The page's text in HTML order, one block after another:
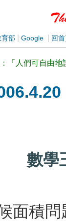
育部 Google 回
「人們可自由
王
面積